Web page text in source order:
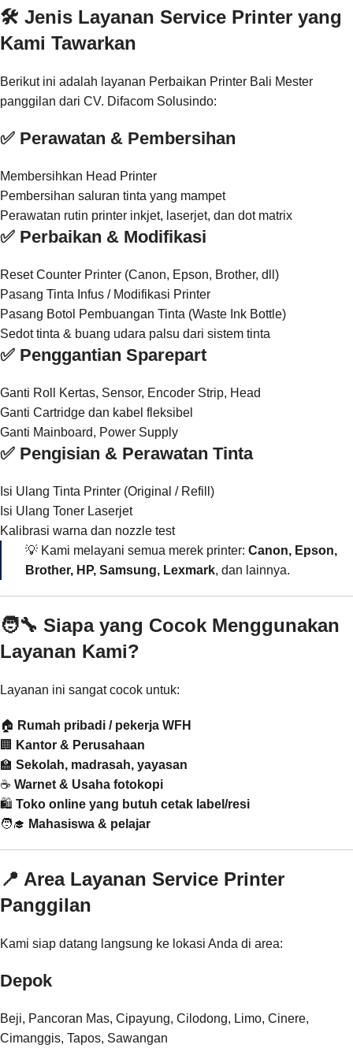
🛠️ Jenis Layanan Service Printer yang
Kami Tawarkan
Berikut ini adalah layanan Perbaikan Printer Bali Mester
panggilan dari CV. Difacom Solusindo:
✅ Perawatan & Pembersihan
Membersihkan Head Printer
Pembersihan saluran tinta yang mampet
Perawatan rutin printer inkjet, laserjet, dan dot matrix
✅ Perbaikan & Modifikasi
Reset Counter Printer (Canon, Epson, Brother, dll)
Pasang Tinta Infus / Modifikasi Printer
Pasang Botol Pembuangan Tinta (Waste Ink Bottle)
Sedot tinta & buang udara palsu dari sistem tinta
✅ Penggantian Sparepart
Ganti Roll Kertas, Sensor, Encoder Strip, Head
Ganti Cartridge dan kabel fleksibel
Ganti Mainboard, Power Supply
✅ Pengisian & Perawatan Tinta
Isi Ulang Tinta Printer (Original / Refill)
Isi Ulang Toner Laserjet
Kalibrasi warna dan nozzle test
💡 Kami melayani semua merek printer: Canon, Epson,
Brother, HP, Samsung, Lexmark, dan lainnya.
🧑‍🔧 Siapa yang Cocok Menggunakan
Layanan Kami?
Layanan ini sangat cocok untuk:
🏠 Rumah pribadi / pekerja WFH
🏢
Kantor & Perusahaan
🏫 Sekolah, madrasah, yayasan
☕ Warnet & Usaha fotokopi
🛍️ Toko online yang butuh cetak label/resi
🧑‍🎓 Mahasiswa & pelajar
📍 Area Layanan Service Printer
Panggilan
Kami siap datang langsung ke lokasi Anda di area:
Depok
Beji, Pancoran Mas, Cipayung, Cilodong, Limo, Cinere,
Cimanggis, Tapos, Sawangan